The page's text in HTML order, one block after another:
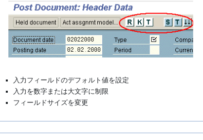
入力フィールドのデフォルト値を設定
入力を数字または大文字に制限
フィールドサイズを変更